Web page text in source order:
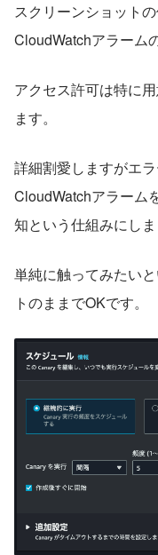
スクリーンショット
CloudWatchアラーム
アクセス許可は特に
ます。
詳細割愛しますがエ
CloudWatchアラー
知という仕組みにしま
単純に触ってみたい
トのままでOKです。